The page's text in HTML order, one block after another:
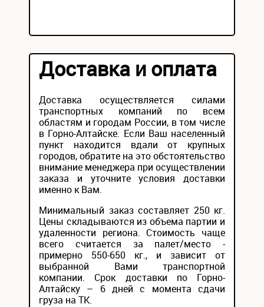
Доставка и оплата
Доставка осуществляется силами
транспортных компаний по всем
областям и городам России, в том числе
в Горно-Алтайске. Если Ваш населенный
пункт находится вдали от крупных
городов, обратите на это обстоятельство
внимание менеджера при осуществлении
заказа и уточните условия доставки
именно к Вам.
Минимальный заказ составляет 250 кг.
Цены складываются из объема партии и
удаленности региона. Стоимость чаще
всего считается за палет/место -
примерно 550-650 кг., и зависит от
выбранной Вами транспортной
компании. Срок доставки по Горно-
Алтайску – 6 дней с момента сдачи
груза на ТК.